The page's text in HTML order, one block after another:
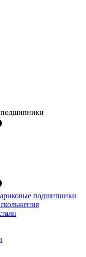
подшипники
подшипники